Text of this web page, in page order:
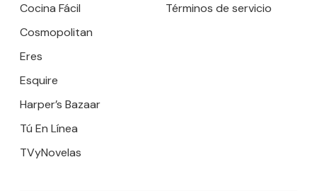
Cocina Fácil
Cosmopolitan
Eres
Esquire
Harper’s Bazaar
Tú En Línea
TVyNovelas
Términos de servicio